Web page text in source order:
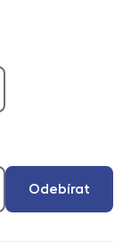
Odebírat